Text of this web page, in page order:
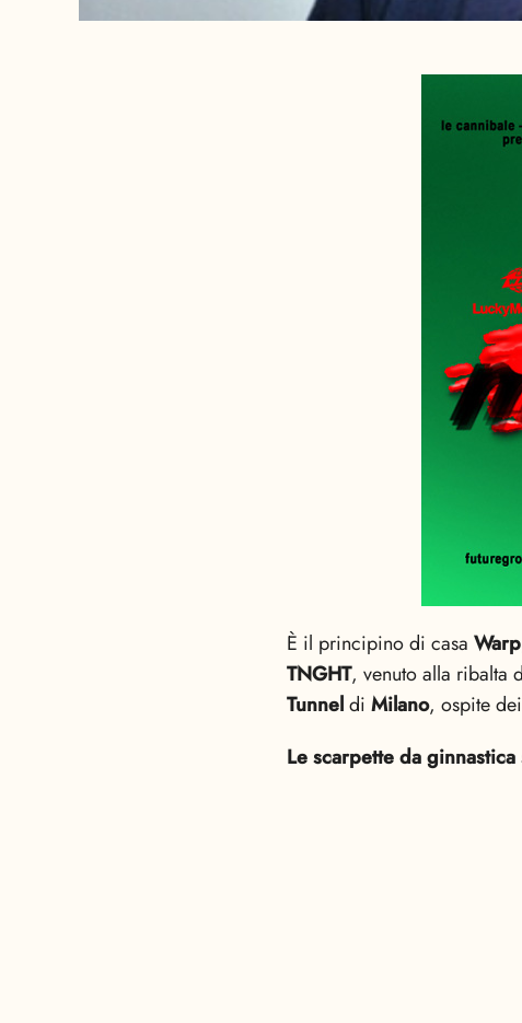
È il principino di casa Warp
TNGHT, venuto alla ribalta
Tunneldi Milano, ospite
Le scarpette da